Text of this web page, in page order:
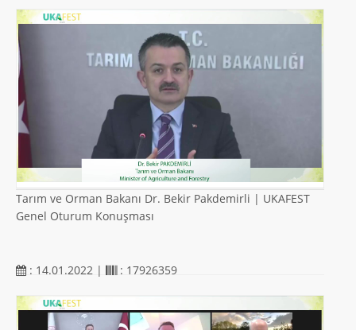
Tarım ve Orman Bakanı Dr. Bekir Pakdemirli | UKAFEST
Genel Oturum Konuşması
: 14.01.2022 | : 17926359